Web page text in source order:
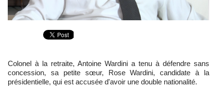
Colonel à la retraite, Antoine Wardini a tenu à défendre sans
concession, sa petite sœur, Rose Wardini, candidate à la
présidentielle, qui est accusée d'avoir une double nationalité.